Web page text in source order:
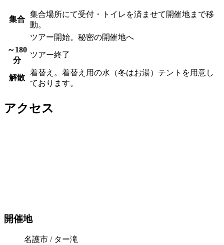
集合
集合場所にて受付・トイレを済ませて開催地まで移
動。
ツアー開始。秘密の開催地へ
～180
分
ツアー終了
解散
着替え。着替え用の水（冬はお湯）テントを用意し
ております。
アクセス
開催地
名護市 / ター滝